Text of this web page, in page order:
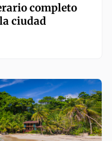
completo
ciudad